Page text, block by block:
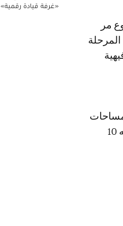
مر
الخضراء بالمدينة، مردفة: «هدفنا توفير منتزه لكل مقاطعة يتجاوز مساحته 10
«غرفة قيادة رقمية»